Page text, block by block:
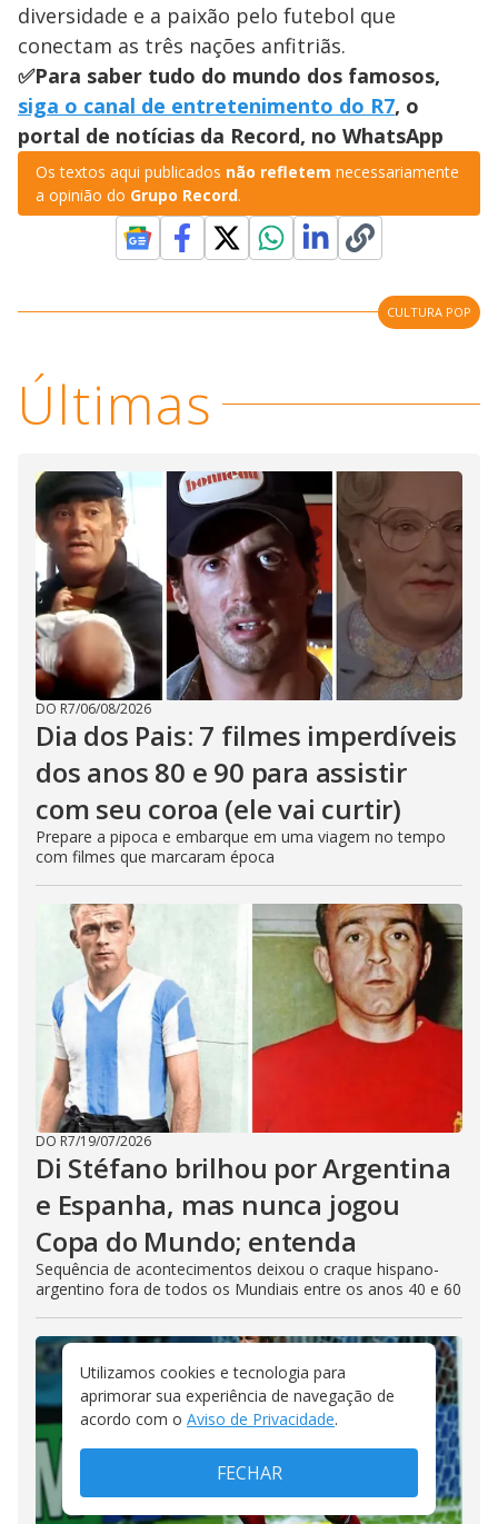
diversidade e a paixão pelo futebol que
conectam as três nações anfitriãs.
✅Para saber tudo do mundo dos famosos,
siga o canal de entretenimento do R7, o
portal de notícias da Record, no WhatsApp
Os textos aqui publicados não refletem necessariamente
a opinião do Grupo Record.
CULTURA POP
Últimas
DO R7/06/08/2026
Dia dos Pais: 7 filmes imperdíveis
dos anos 80 e 90 para assistir
com seu coroa (ele vai curtir)
Prepare a pipoca e embarque em uma viagem no tempo
com filmes que marcaram época
DO R7/19/07/2026
Di Stéfano brilhou por Argentina
e Espanha, mas nunca jogou
Copa do Mundo; entenda
Sequência de acontecimentos deixou o craque hispano-
argentino fora de todos os Mundiais entre os anos 40 e 60
Utilizamos cookies e tecnologia para
aprimorar sua experiência de navegação de
acordo com o Aviso de Privacidade.
FECHAR